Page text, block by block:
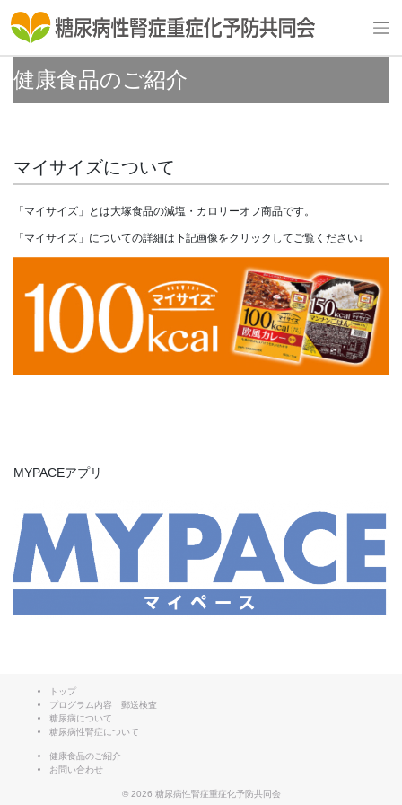
content
健康食品のご紹介
マイサイズについて
「マイサイズ」とは大塚食品の減塩・カロリーオフ商品です。
「マイサイズ」についての詳細は下記画像をクリックしてご覧ください↓
MYPACEアプリ
トップ
プログラム内容 郵送検査
糖尿病について
糖尿病性腎症について
健康食品のご紹介
お問い合わせ
© 2026 糖尿病性腎症重症化予防共同会